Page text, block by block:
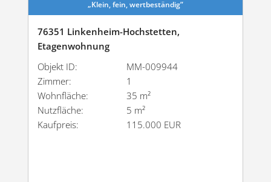
„Klein, fein, wertbeständig”
76351 Linkenheim-Hochstetten,
Etagenwohnung
Objekt ID:
MM-009944
Zimmer:
1
Wohnfläche:
35 m²
Nutzfläche:
5 m²
Kaufpreis:
115.000 EUR